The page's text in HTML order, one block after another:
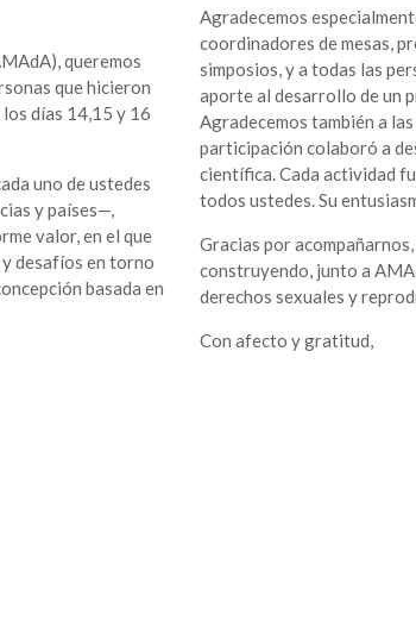
queremos
que hicieron
días 14,15 y 16
uno de ustedes
y países—,
valor, en el que
desafíos en torno
basada en
Agradecemos
coordinadores de mesas,
simposios, y a todas las
aporte al desarrollo de un
Agradecemos también a
participación colaboró a
científica. Cada actividad
todos ustedes. Su
Gracias por
construyendo, junto a
derechos sexuales y
Con afecto y gratitud,